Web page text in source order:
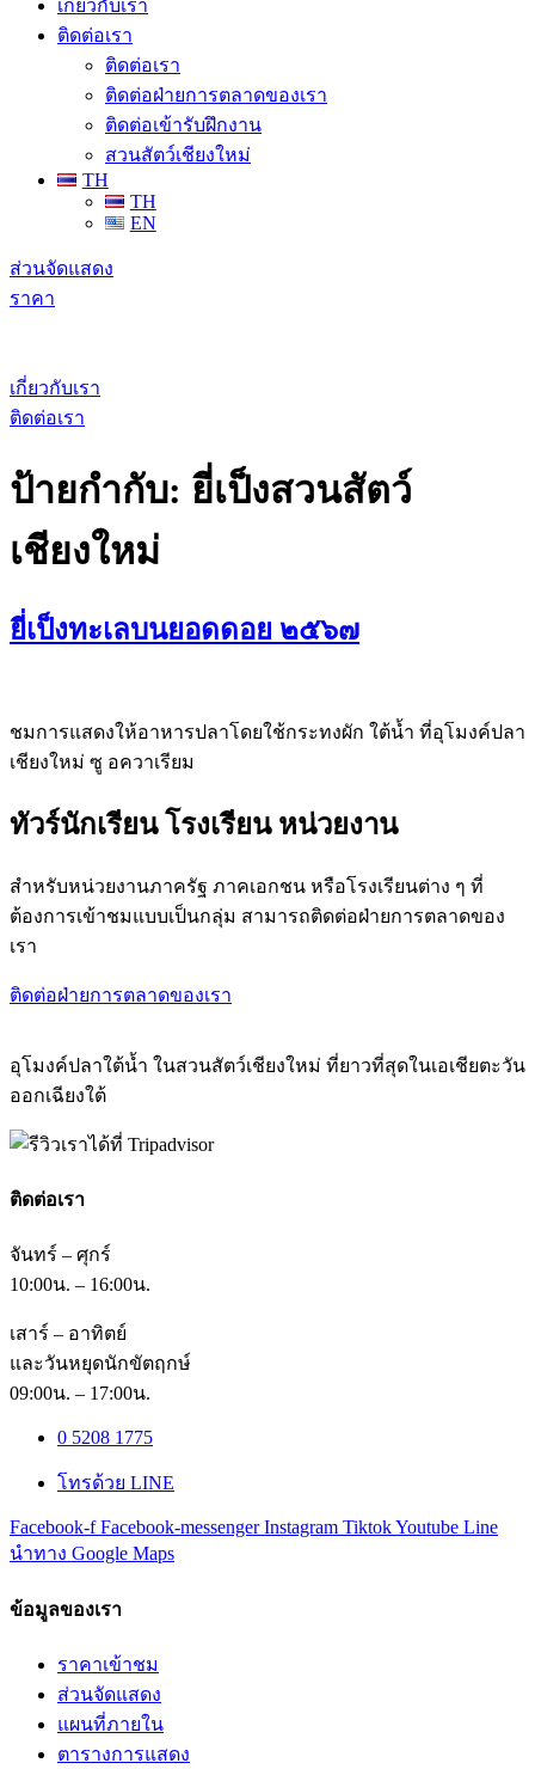
เกี่ยวกับเรา
ติดต่อเรา
ติดต่อเรา
ติดต่อฝ่ายการตลาดของเรา
ติดต่อเข้ารับฝึกงาน
สวนสัตว์เชียงใหม่
TH
TH
EN
ส่วนจัดแสดง
ราคา
เกี่ยวกับเรา
ติดต่อเรา
ป้ายกำกับ: ยี่เป็งสวนสัตว์
เชียงใหม่
ยี่เป็งทะเลบนยอดดอย ๒๕๖๗
ชมการแสดงให้อาหารปลาโดยใช้กระทงผัก ใต้น้ำ ที่อุโมงค์ปลา
เชียงใหม่ ซู อควาเรียม
ทัวร์นักเรียน โรงเรียน หน่วยงาน
สำหรับหน่วยงานภาครัฐ ภาคเอกชน หรือโรงเรียนต่าง ๆ ที่
ต้องการเข้าชมแบบเป็นกลุ่ม สามารถติดต่อฝ่ายการตลาดของ
เรา
ติดต่อฝ่ายการตลาดของเรา
อุโมงค์ปลาใต้น้ำ ในสวนสัตว์เชียงใหม่ ที่ยาวที่สุดในเอเชียตะวัน
ออกเฉียงใต้
ติดต่อเรา
จันทร์ – ศุกร์
10:00น. – 16:00น.
เสาร์ – อาทิตย์
และวันหยุดนักขัตฤกษ์
09:00น. – 17:00น.
0 5208 1775
โทรด้วย LINE
Facebook-f Facebook-messenger Instagram TiktokYoutube Line
นำทาง Google Maps
ข้อมูลของเรา
ราคาเข้าชม
ส่วนจัดแสดง
แผนที่ภายใน
ตารางการแสดง